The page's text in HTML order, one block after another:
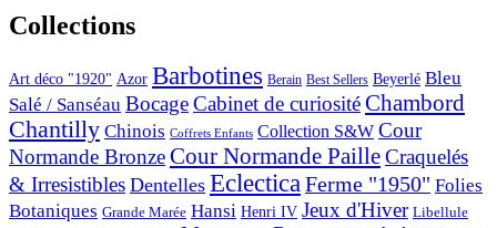
Collections
Art déco "1920" Azor Barbotines Berain Best Sellers Beyerlé Bleu
Salé / Sanséau BocageCabinet de curiositéChambord
Chantilly Chinois Coffrets Enfants Collection S&W Cour
Normande BronzeCour Normande PailleCraquelés
& Irresistibles Dentelles EclecticaFerme "1950" Folies
Botaniques Grande Marée Hansi Henri IV Jeux d'Hiver Libellule